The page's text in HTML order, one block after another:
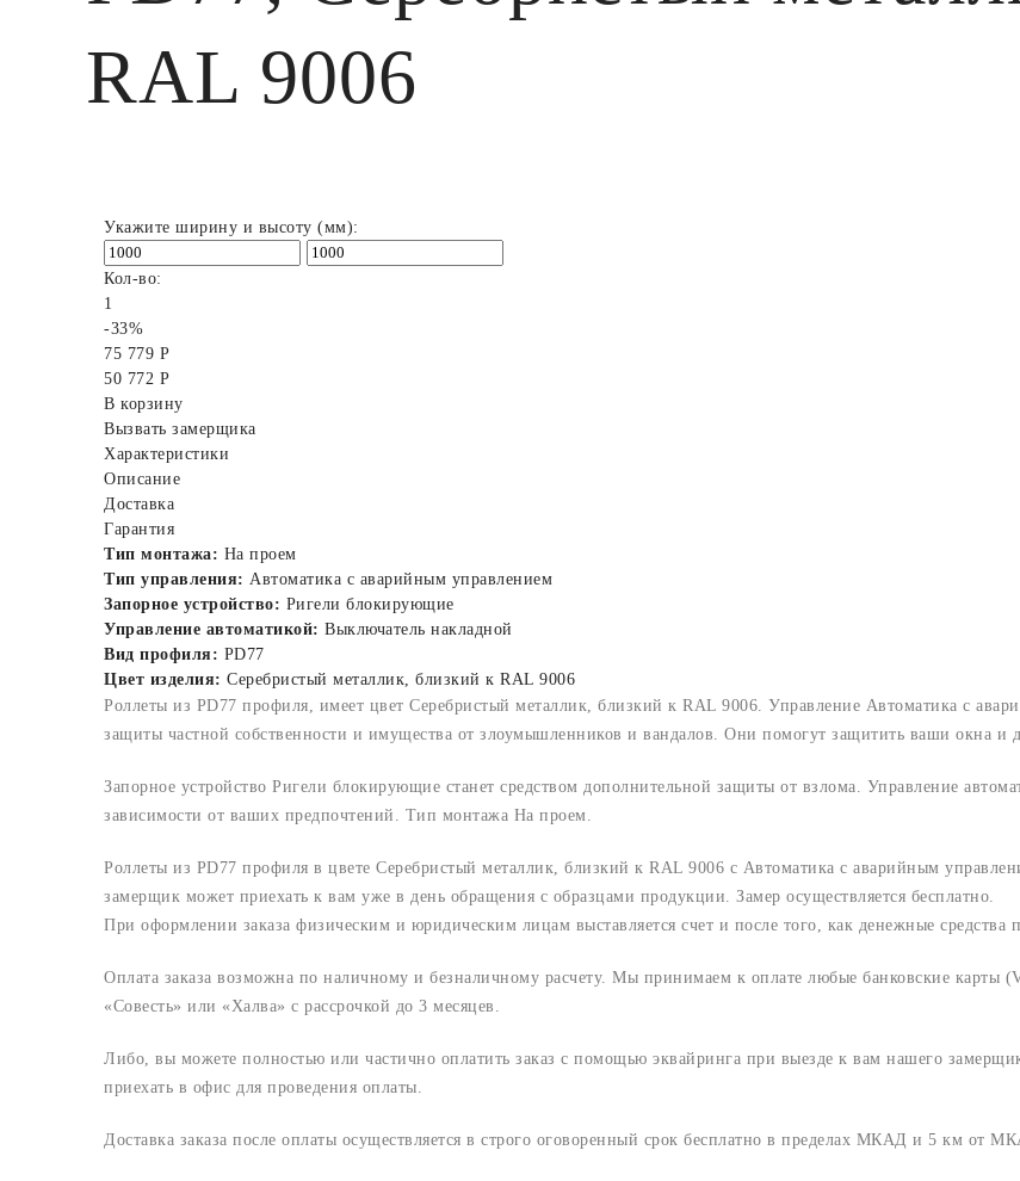
RAL 9006
Укажите ширину и высоту (мм):
Кол-во:
1
-33%
75 779 Р
50 772 Р
В корзину
Вызвать замерщика
Характеристики
Описание
Доставка
Гарантия
Тип монтажа: На проем
Тип управления: Автоматика с аварийным управлением
Запорное устройство: Ригели блокирующие
Управление автоматикой: Выключатель накладной
Вид профиля: PD77
Цвет изделия: Серебристый металлик, близкий к RAL 9006
Роллеты из PD77 профиля, имеет цвет Серебристый металлик, близкий к RAL 9006. Управление Автоматика с
защиты частной собственности и имущества от злоумышленников и вандалов. Они помогут защитить ваши окна и
Запорное устройство Ригели блокирующие станет средством дополнительной защиты от взлома. Управление
зависимости от ваших предпочтений. Тип монтажа На проем.
Роллеты из PD77 профиля в цвете Серебристый металлик, близкий к RAL 9006 с Автоматика с аварийным
замерщик может приехать к вам уже в день обращения с образцами продукции. Замер осуществляется бесплатно.
При оформлении заказа физическим и юридическим лицам выставляется счет и после того, как денежные средства
Оплата заказа возможна по наличному и безналичному расчету. Мы принимаем к оплате любые банковские карты
«Совесть» или «Халва» с рассрочкой до 3 месяцев.
Либо, вы можете полностью или частично оплатить заказ с помощью эквайринга при выезде к вам нашего
приехать в офис для проведения оплаты.
Доставка заказа после оплаты осуществляется в строго оговоренный срок бесплатно в пределах МКАД и 5 км от